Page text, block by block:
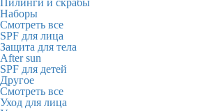
Пилинги и скрабы
Наборы
Смотреть все
SPF для лица
Защита для тела
After sun
SPF для детей
Другое
Смотреть все
Уход для лица